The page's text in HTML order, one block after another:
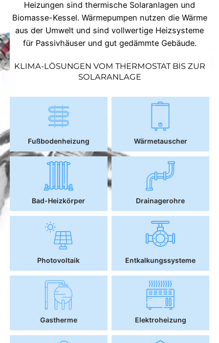
Heizungen sind thermische Solaranlagen und
Biomasse-Kessel. Wärmepumpen nutzen die Wärme
aus der Umwelt und sind vollwertige Heizsysteme
für Passivhäuser und gut gedämmte Gebäude.
KLIMA-LÖSUNGEN VOM THERMOSTAT BIS ZUR
SOLARANLAGE
Fußbodenheizung Wärmetauscher
Bad-Heizkörper Drainagerohre
Photovoltaik Entkalkungssysteme
Gastherme Elektroheizung